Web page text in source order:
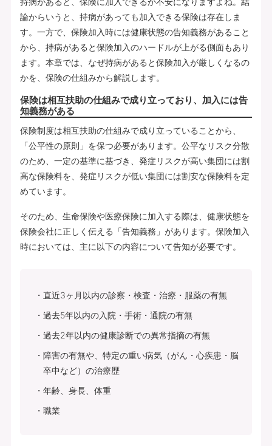
論からいうと、持病があっても加入できる保険は存在しま
す。一方で、保険加入時には健康状態の告知義務があること
から、持病があると保険加入のハードルが上がる側面もあり
ます。本章では、なぜ持病があると保険加入が厳しくなるの
かを、保険の仕組みから解説します。
保険は相互扶助の仕組みで成り立っており、加入には告
知義務がある
保険制度は相互扶助の仕組みで成り立っていることから、
「公平性の原則」を保つ必要があります。公平なリスク分散
のため、一定の基準に基づき、発症リスクが高い集団には割
高な保険料を、発症リスクが低い集団には割安な保険料を定
めています。
そのため、生命保険や医療保険に加入する際は、健康状態を
保険会社に正しく伝える「告知義務」があります。保険加入
時においては、主に以下の内容について告知が必要です。
直近3ヶ月以内の診察・検査・治療・服薬の有無
過去5年以内の入院・手術・通院の有無
過去2年以内の健康診断での異常指摘の有無
障害の有無や、特定の重い病気（がん・心疾患・脳
卒中など）の治療歴
年齢、身長、体重
職業